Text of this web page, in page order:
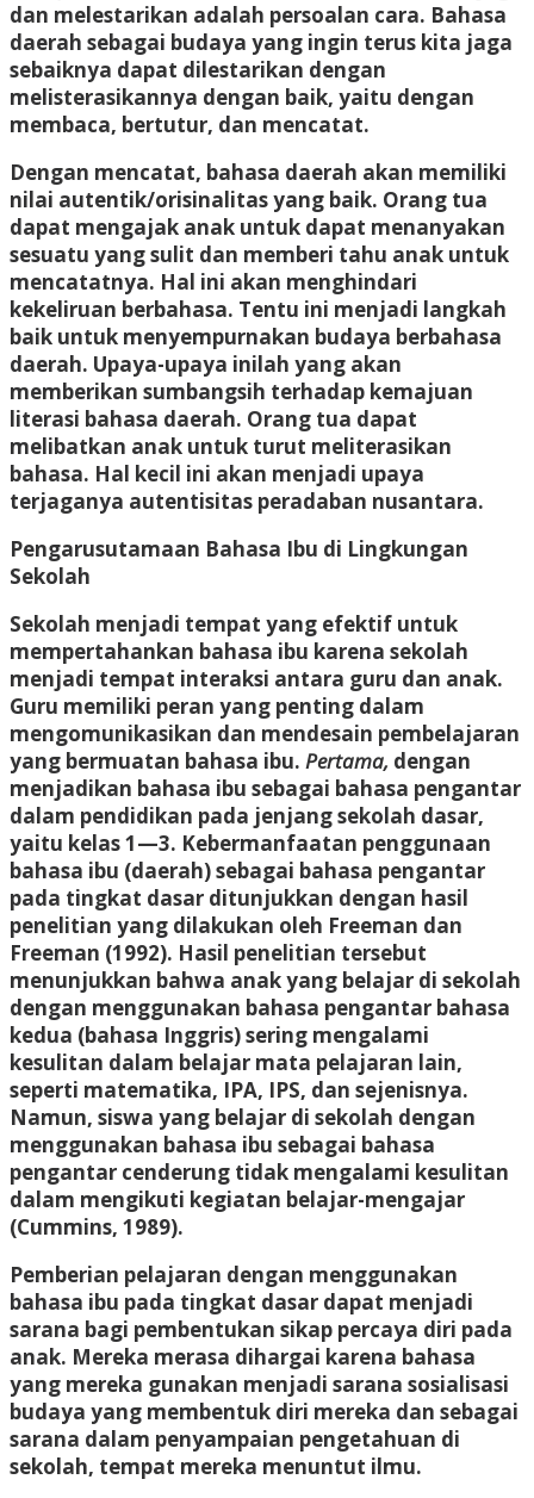
dan melestarikan adalah persoalan cara. Bahasa
daerah sebagai budaya yang ingin terus kita jaga
sebaiknya dapat dilestarikan dengan
melisterasikannya dengan baik, yaitu dengan
membaca, bertutur, dan mencatat.
Dengan mencatat, bahasa daerah akan memiliki
nilai autentik/orisinalitas yang baik. Orang tua
dapat mengajak anak untuk dapat menanyakan
sesuatu yang sulit dan memberi tahu anak untuk
mencatatnya. Hal ini akan menghindari
kekeliruan berbahasa. Tentu ini menjadi langkah
baik untuk menyempurnakan budaya berbahasa
daerah. Upaya-upaya inilah yang akan
memberikan sumbangsih terhadap kemajuan
literasi bahasa daerah. Orang tua dapat
melibatkan anak untuk turut meliterasikan
bahasa. Hal kecil ini akan menjadi upaya
terjaganya autentisitas peradaban nusantara.
Pengarusutamaan Bahasa Ibu di Lingkungan
Sekolah
Sekolah menjadi tempat yang efektif untuk
mempertahankan bahasa ibu karena sekolah
menjadi tempat interaksi antara guru dan anak.
Guru memiliki peran yang penting dalam
mengomunikasikan dan mendesain pembelajaran
yang bermuatan bahasa ibu. Pertama, dengan
menjadikan bahasa ibu sebagai bahasa pengantar
dalam pendidikan pada jenjang sekolah dasar,
yaitu kelas 1—3. Kebermanfaatan penggunaan
bahasa ibu (daerah) sebagai bahasa pengantar
pada tingkat dasar ditunjukkan dengan hasil
penelitian yang dilakukan oleh Freeman dan
Freeman (1992). Hasil penelitian tersebut
menunjukkan bahwa anak yang belajar di sekolah
dengan menggunakan bahasa pengantar bahasa
kedua (bahasa Inggris) sering mengalami
kesulitan dalam belajar mata pelajaran lain,
seperti matematika, IPA, IPS, dan sejenisnya.
Namun, siswa yang belajar di sekolah dengan
menggunakan bahasa ibu sebagai bahasa
pengantar cenderung tidak mengalami kesulitan
dalam mengikuti kegiatan belajar-mengajar
(Cummins, 1989).
Pemberian pelajaran dengan menggunakan
bahasa ibu pada tingkat dasar dapat menjadi
sarana bagi pembentukan sikap percaya diri pada
anak. Mereka merasa dihargai karena bahasa
yang mereka gunakan menjadi sarana sosialisasi
budaya yang membentuk diri mereka dan sebagai
sarana dalam penyampaian pengetahuan di
sekolah, tempat mereka menuntut ilmu.